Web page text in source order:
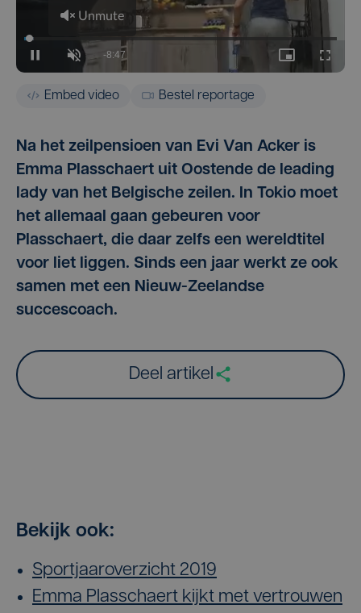
Embed video Bestel reportage
Na het zeilpensioen van Evi Van Acker is
Emma Plasschaert uit Oostende de leading
lady van het Belgische zeilen. In Tokio moet
het allemaal gaan gebeuren voor
Plasschaert, die daar zelfs een wereldtitel
voor liet liggen. Sinds een jaar werkt ze ook
samen met een Nieuw-Zeelandse
succescoach.
Deel artikel
Bekijk ook:
Sportjaaroverzicht 2019
Emma Plasschaert kijkt met vertrouwen